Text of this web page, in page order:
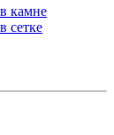
камне
сетке